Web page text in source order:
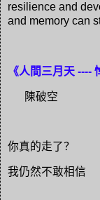
resilience and
and memory can
《人間三月天 ----
陳破空
你真的走了？
我仍然不敢相信